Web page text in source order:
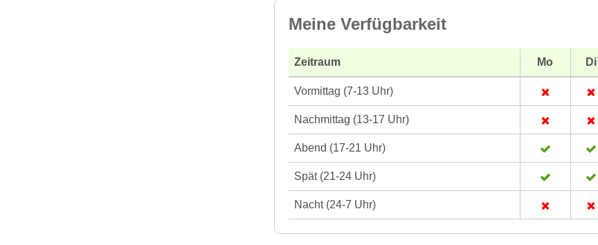
Meine Verfügbarkeit
Zeitraum Mo Di
Vormittag (7-13 Uhr)
Nachmittag (13-17 Uhr)
Abend (17-21 Uhr)
Spät (21-24 Uhr)
Nacht (24-7 Uhr)